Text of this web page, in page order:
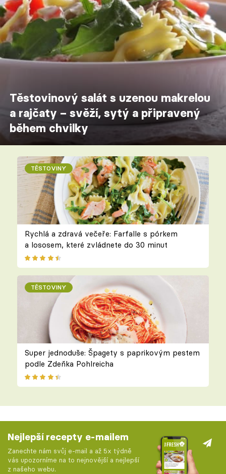
Těstovinový salát s uzenou makrelou
a rajčaty – svěží, sytý a připravený
během chvilky
TĚSTOVINY
Rychlá a zdravá večeře: Farfalle s pórkem
a lososem, které zvládnete do 30 minut
TĚSTOVINY
Super jednoduše: Špagety s paprikovým pestem
podle Zdeňka Pohlreicha
Nejlepší recepty e-mailem
Zanechte nám svůj e-mail a až 5x týdně
vás upozorníme na to nejnovější a nejlepší
z našeho webu.